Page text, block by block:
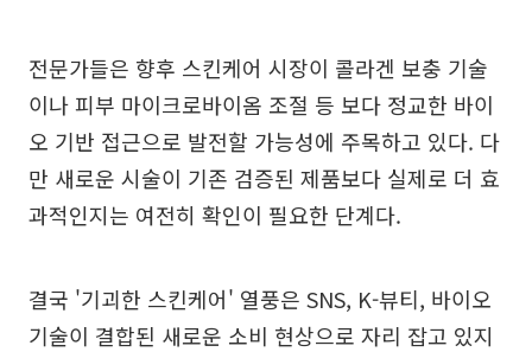
전문가들은 향후 스킨케어 시장이 콜라겐 보충 기술
이나 피부 마이크로바이옴 조절 등 보다 정교한 바이
오 기반 접근으로 발전할 가능성에 주목하고 있다. 다
만 새로운 시술이 기존 검증된 제품보다 실제로 더 효
과적인지는 여전히 확인이 필요한 단계다.
결국 '기괴한 스킨케어' 열풍은 SNS, K-뷰티, 바이오
기술이 결합된 새로운 소비 현상으로 자리 잡고 있지